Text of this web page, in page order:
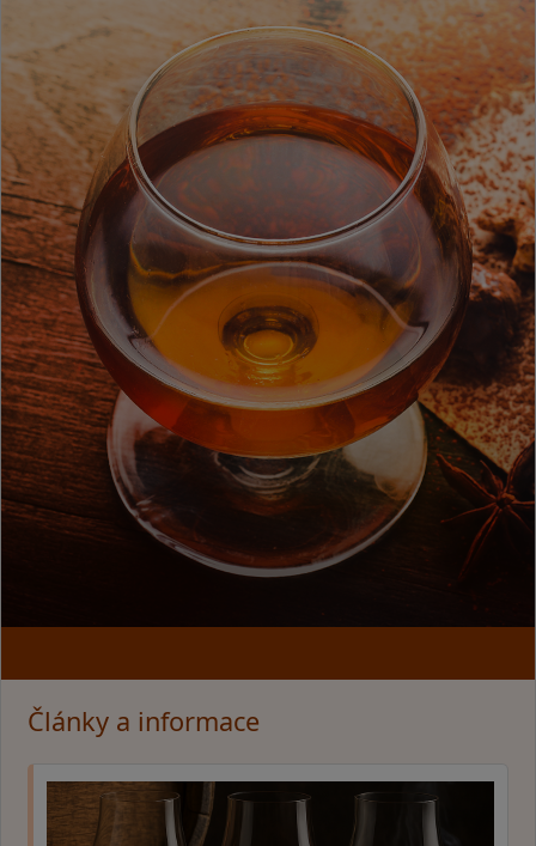
Články a informace